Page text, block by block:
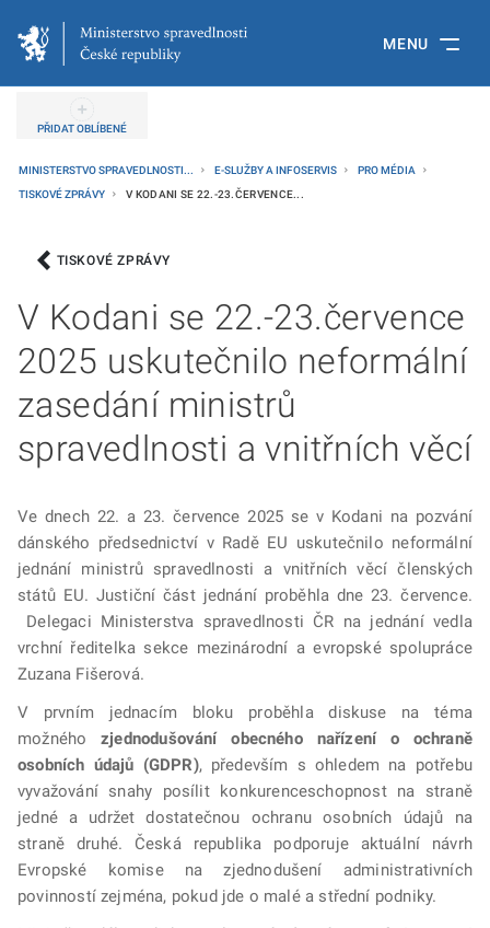
MENU
PŘIDAT OBLÍBENÉ
MINISTERSTVO SPRAVEDLNOSTI... E-SLUŽBY A INFOSERVIS
PRO MÉDIA
TISKOVÉ ZPRÁVY
V KODANI SE 22.-23.ČERVENCE...
TISKOVÉ ZPRÁVY
V Kodani se 22.-23.července
2025 uskutečnilo neformální
zasedání ministrů
spravedlnosti a vnitřních věcí
Ve dnech 22. a 23. července 2025 se v Kodani na pozvání
dánského předsednictví v Radě EU uskutečnilo neformální
jednání ministrů spravedlnosti a vnitřních věcí členských
států EU. Justiční část jednání proběhla dne 23. července.
Delegaci Ministerstva spravedlnosti ČR na jednání vedla
vrchní ředitelka sekce mezinárodní a evropské spolupráce
Zuzana Fišerová.
V prvním jednacím bloku proběhla diskuse na téma
možnéhozjednodušování obecného nařízení o ochraně
osobních údajů (GDPR), především s ohledem na potřebu
vyvažování snahy posílit konkurenceschopnost na straně
jedné a udržet dostatečnou ochranu osobních údajů na
straně druhé. Česká republika podporuje aktuální návrh
Evropské komise na zjednodušení administrativních
povinností zejména, pokud jde o malé a střední podniky.